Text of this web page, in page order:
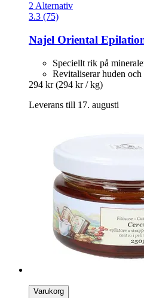
2 Alternativ
3.3 (75)
Najel Oriental
Speciellt rik på
Revitaliserar huden och
294 kr (294 kr / kg)
Leverans till 17. augusti
Varukorg